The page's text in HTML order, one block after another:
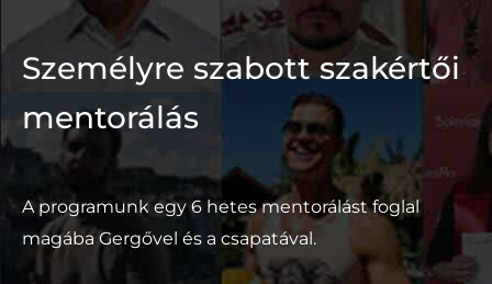
Személyre szabott szakértői
mentorálás
A programunk egy 6 hetes mentorálást foglal
magába Gergővel és a csapatával.